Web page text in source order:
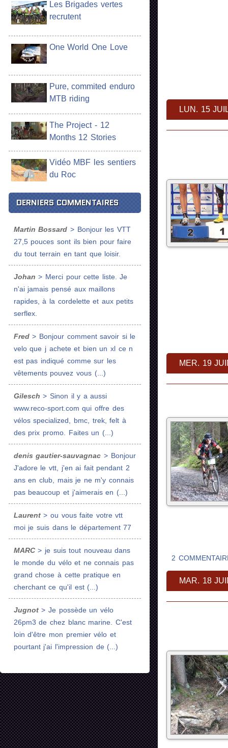
LUN. 15
MER. 19
2
MAR. 18
Les Brigades vertes
recrutent
One World One Love
Pure, commited enduro
MTB riding
The Project - 12
Months 12 Stories
Vidéo MBF les sentiers
du Roc
DERNIERS COMMENTAIRES
Martin Bossard > Bonjour les VTT
27,5 pouces sont ils bien pour faire
du tout terrain en tant que loisir.
Johan > Merci pour cette liste. Je
n'ai jamais pensé aux maillons
rapides, à la cordelette et aux petits
serflex.
Fred> Bonjour comment savoir si le
velo que j achete et bien un xl ce n
est pas indiqué comme sur les
vêtements pouvez vous (...)
Gilesch > Sinon il y a aussi
www.reco-sport.com qui offre des
vélos specialized, bmc, trek, felt à
des prix promo. Faites un (...)
denis gautier-sauvagnac > Bonjour
J'adore le vtt, j'en ai fait pendant 2
ans en club, mais je ne m'y connais
pas beaucoup et j'aimerais en (...)
Laurent> ou vous faite votre vtt
moi je suis dans le département 77
MARC> je suis tout nouveau dans
le monde du vélo et ne connais pas
grand chose à cette pratique en
cherchant ce qu'il est (...)
Jugnot> Je possède un vélo
26pm3 de chez blanc marine. C'est
loin d'être mon premier vélo et
pourtant j'ai l'impression de (...)